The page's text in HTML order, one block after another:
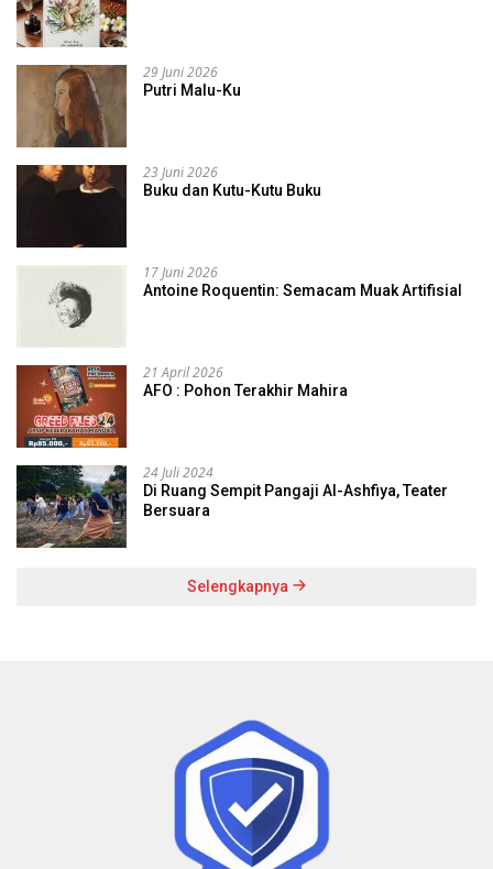
29 Juni 2026
Putri Malu-Ku
23 Juni 2026
Buku dan Kutu-Kutu Buku
17 Juni 2026
Antoine Roquentin: Semacam Muak Artifisial
21 April 2026
AFO : Pohon Terakhir Mahira
24 Juli 2024
Di Ruang Sempit Pangaji Al-Ashfiya, Teater
Bersuara
Selengkapnya